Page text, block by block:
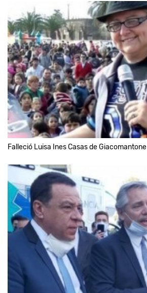
Falleció Luisa Ines Casas de Giacomantone